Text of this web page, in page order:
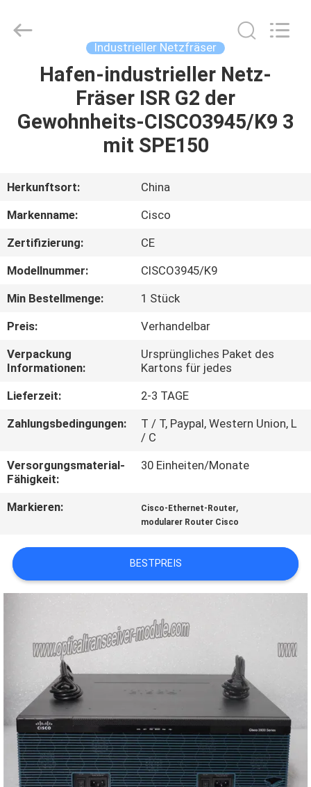
VIDEOS
UNS
WERKSBESICHTIGUNG
QUALITÄTSKONTROLLE
KONTAKT
UNS
NEUIGKEITEN
RECHTSSACHEN
SITEMAP
DATENSCHUTZRICHTLINIE
Ltd..
Industrieller Netzfräser
Hafen-industrieller Netz-
Fräser ISR G2 der
Gewohnheits-CISCO3945/K9 3
mit SPE150
Herkunftsort:
China
Markenname:
Cisco
Zertifizierung:
CE
Modellnummer:
CISCO3945/K9
Min Bestellmenge:
1 Stück
Preis:
Verhandelbar
Verpackung
Informationen:
Ursprüngliches Paket des
Kartons für jedes
Lieferzeit:
2-3 TAGE
Zahlungsbedingungen:
T / T, Paypal, Western Union, L
/ C
Versorgungsmaterial-
Fähigkeit:
30 Einheiten/Monate
Markieren: Cisco-Ethernet-Router,
modularer Router Cisco
BESTPREIS